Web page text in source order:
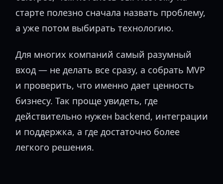
старте полезно сначала назвать проблему,
а уже потом выбирать технологию.
Для многих компаний самый разумный
вход — не делать все сразу, а собрать MVP
и проверить, что именно дает ценность
бизнесу. Так проще увидеть, где
действительно нужен backend, интеграции
и поддержка, а где достаточно более
легкого решения.